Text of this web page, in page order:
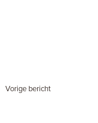
Vorige bericht